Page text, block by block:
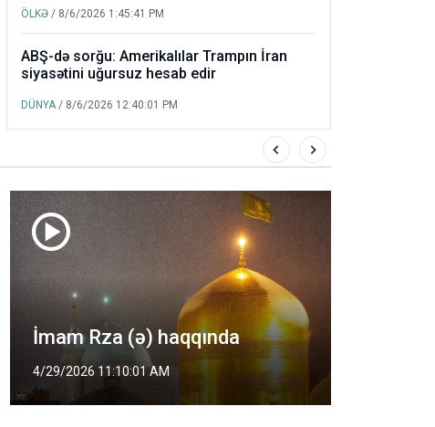
ÖLKƏ / 8/6/2026 1:45:41 PM
ABŞ-də sorğu: Amerikalılar Trampın İran
siyasətini uğursuz hesab edir
DÜNYA/ 8/6/2026 12:40:01 PM
İmam Rza (ə) haqqında
4/29/2026 11:10:01 AM